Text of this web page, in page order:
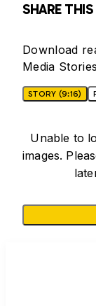
SHARE
Download
Media
STORY (9:16)
Unable to
images.